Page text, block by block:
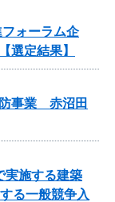
ォーラム企
選定結果】
事業 赤沼田
実施する建築
る一般競争入